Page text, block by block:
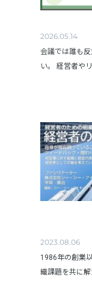
2026.05.14
会議では誰も
い。 経営者や
2023.08.06
1986年の創業
織課題を共に解